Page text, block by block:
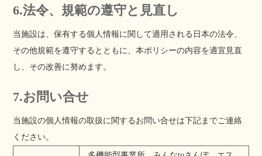
6.法令、規範の遵守と見直し
当施設は、保有する個人情報に関して適用される日本の法令、
その他規範を遵守するとともに、本ポリシーの内容を適宜見直
し、その改善に努めます。
7.お問い合せ
当施設の個人情報の取扱に関するお問い合せは下記までご連絡
ください。